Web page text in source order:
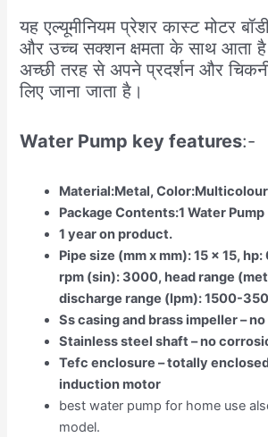
यह एल्यूमीनियम प्रेशर कास्ट मोटर
और उच्च सक्शन क्षमता के साथ आता
अच्छी तरह से अपने प्रदर्शन और चिकनी
लिए जाना जाता है।
Water Pump key features:-
Material:Metal, Color:Multicolour
Package Contents:1 Water Pump
1 year on product.
Pipe size (mm x mm): 15 x 15,
rpm (sin): 3000, head range
discharge range (lpm): 1500-350
Ss casing and brass impeller –
Stainless steel shaft – no
Tefc enclosure – totally
induction motor
best water pump for home use
model.